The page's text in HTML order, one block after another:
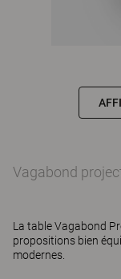
Vagabond
La table Vagabond
propositions bien
modernes.